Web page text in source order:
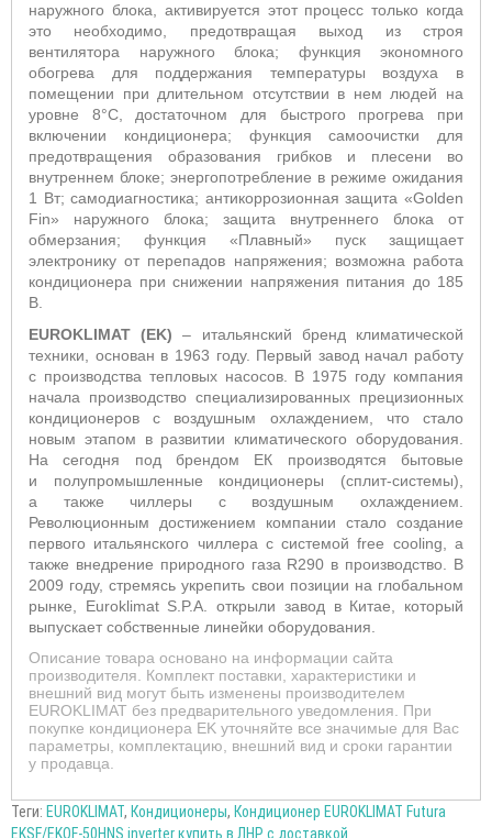
наружного блока, активируется этот процесс только когда
это необходимо, предотвращая выход из строя
вентилятора наружного блока; функция экономного
обогрева для поддержания температуры воздуха в
помещении при длительном отсутствии в нем людей на
уровне 8°С, достаточном для быстрого прогрева при
включении кондиционера; функция самоочистки для
предотвращения образования грибков и плесени во
внутреннем блоке; энергопотребление в режиме ожидания
1 Вт;самодиагностика; антикоррозионная защита «Golden
Fin» наружного блока; защита внутреннего блока от
обмерзания; функция «Плавный» пуск защищает
электронику от перепадов напряжения; возможна работа
кондиционера при снижении напряжения питания до 185
В.
EUROKLIMAT (EK) – итальянский бренд климатической
техники, основан в 1963 году. Первый завод начал работу
с производства тепловых насосов. В 1975 году компания
начала производство специализированных прецизионных
кондиционеров с воздушным охлаждением, что стало
новым этапом в развитии климатического оборудования.
На сегодня под брендом ЕК производятся бытовые
и полупромышленные кондиционеры (сплит-системы),
а также чиллеры с воздушным охлаждением.
Революционным достижением
компании стало создание
первого итальянского чиллера с системой free cooling, а
также внедрение природного газа R290 в производство. В
2009 году, стремясь укрепить свои позиции на глобальном
рынке, Euroklimat S.P.A. открыли завод в Китае, который
выпускает собственные линейки оборудования.
Описание товара основано на информации сайта
производителя. Комплект поставки, характеристики и
внешний вид могут быть изменены производителем
EUROKLIMAT без предварительного уведомления. При
покупке кондиционера EK уточняйте все значимые для Вас
параметры, комплектацию, внешний вид и сроки гарантии
у продавца.
Теги: EUROKLIMAT, Кондиционеры, Кондиционер EUROKLIMAT Futura
EKSF/EKOF-50HNS inverter купить в ЛНР с доставкой